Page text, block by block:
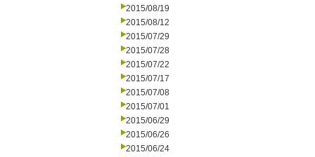
2015/08/19
2015/08/12
2015/07/29
2015/07/28
2015/07/22
2015/07/17
2015/07/08
2015/07/01
2015/06/29
2015/06/26
2015/06/24